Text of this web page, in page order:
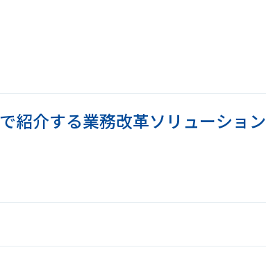
紹介する業務改革ソリューション